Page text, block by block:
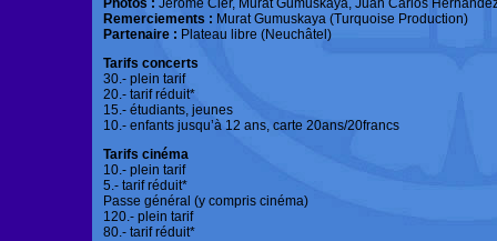
Remerciements : Murat Gumuskaya (Turquoise Production)
Partenaire : Plateau libre (Neuchâtel)
Tarifs concerts
30.- plein tarif
20.- tarif réduit*
15.- étudiants, jeunes
10.- enfants jusqu’à 12 ans, carte 20ans/20francs
Tarifs cinéma
10.- plein tarif
5.- tarif réduit*
Passe général (y compris cinéma)
120.- plein tarif
80.- tarif réduit*